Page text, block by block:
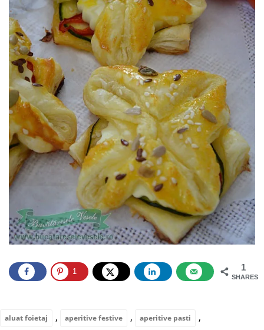
1
SHARES
1
aluat foietaj , aperitive festive , aperitive pasti ,